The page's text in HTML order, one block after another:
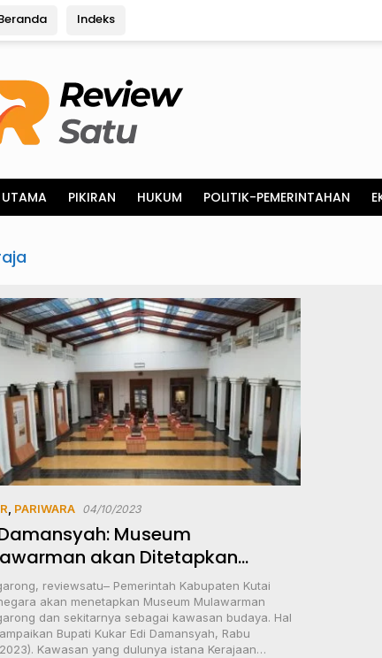
Indeks
UTAMA PIKIRAN HUKUM POLITIK-PEMERINTAHAN
PARIWARA 04/10/2023
Museum
akan Ditetapkan
Kawasan Budaya
reviewsatu– Pemerintah Kabupaten Kutai
akan menetapkan Museum Mulawarman
dan sekitarnya sebagai kawasan budaya. Hal
Bupati Kukar Edi Damansyah, Rabu
Kawasan yang dulunya istana Kerajaan…